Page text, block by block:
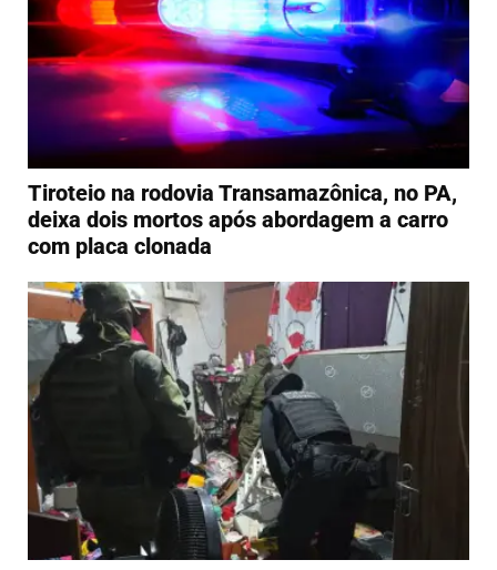
Tiroteio na rodovia Transamazônica, no PA,
deixa dois mortos após abordagem a carro
com placa clonada